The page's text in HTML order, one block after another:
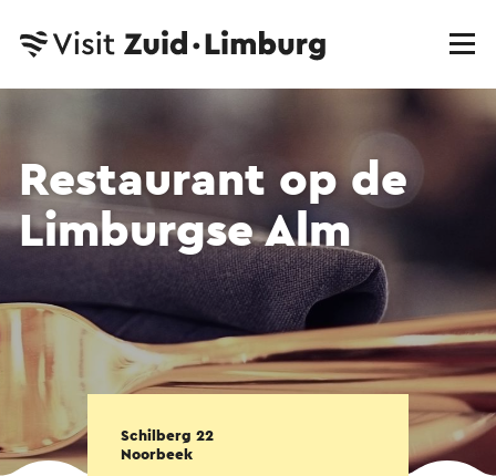
Restaurant op de
Limburgse Alm
Schilberg 22
Noorbeek